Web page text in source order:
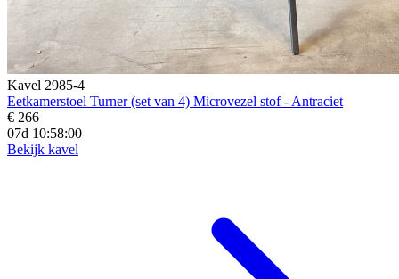
Kavel 2985-4
Eetkamerstoel Turner (set van 4) Microvezel stof - Antraciet
€ 266
07d 10:57:58
Bekijk kavel